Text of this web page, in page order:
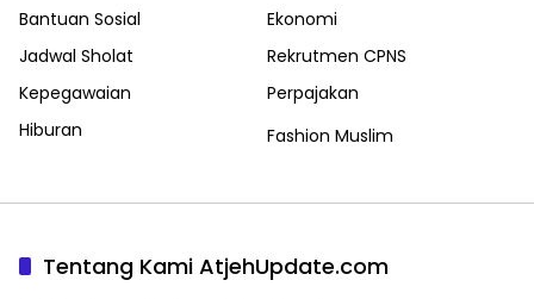
Bantuan Sosial
Ekonomi
Jadwal Sholat
Rekrutmen CPNS
Kepegawaian
Perpajakan
Hiburan
Fashion Muslim
Tentang Kami AtjehUpdate.com